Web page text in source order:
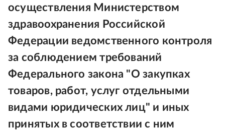
осуществления Министерством
здравоохранения Российской
Федерации ведомственного контроля
за соблюдением требований
Федерального закона "О закупках
товаров, работ, услуг отдельными
видами юридических лиц" и иных
принятых в соответствии с ним